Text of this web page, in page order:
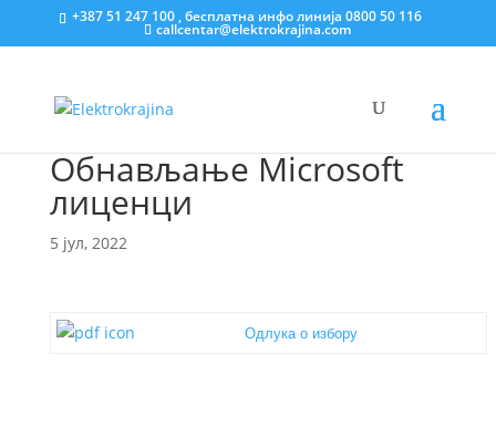
+387 51 247 100 , бесплатна инфо линија 0800 50 116
callcentar@elektrokrajina.com
Обнављање Microsoft
лиценци
5 јул, 2022
Одлука о избору